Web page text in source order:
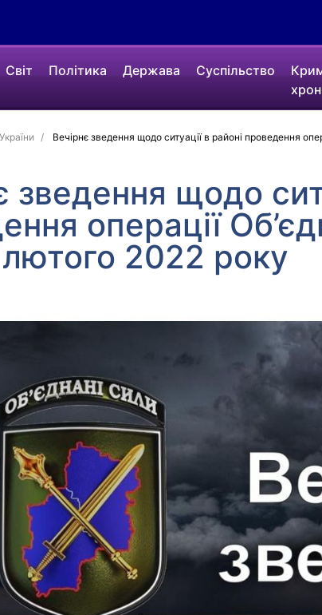
Світ Політика Держава Суспільство
Вечірнє зведення щодо ситуації в районі проведення
зведення щодо
операції
2022 року